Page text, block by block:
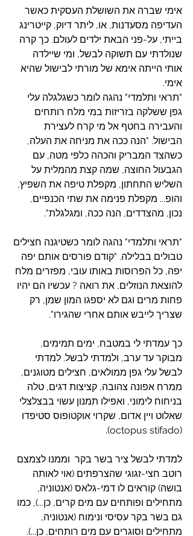
אימי שברה את השושלת העסקית כאשר
העדיפה מסעדנות, או, ליתר דיוק, קייטרינג
בייתי, על-פני הבאת ילדים לעולם. כך קרה
שנולדתי עם תשוקה לבשל, ומי שיילדה
אותי הייתה אימא של מורתי לבישול שהיא
אימי.
"תראי ותלמדי" נהגה לומר כשגלגלה עלי
גפן ששלקה בזריזות במי מלח רותחים
והעבירה בחטף אל מי קרח לעצירת
הבישול. "הנה ככה את מניחה את העלה,
כשהצד המבריק והכהה כלפי מטה, עם
הגבעול החוצה, שמה קצת מהמלית על
השליש התחתון, מקפלת טיפה את השפיץ,
והופ... מקפלת פנימה את שתי הכנפיים,
נכון, מהצדדים, הנה ככה, ומגלגלת".
"תראי ותלמדי" נהגה לומר כשטיגנה חצילים
טבולים בבלילה. "קודם פורסים אותם יפה
יפה, כל הפרוסות באותו עובי, מפזרים מלח
להוצאת הנוזלים, את רואה ? עכשיו הם יהיו
פחות מרים וגם לא יספגו המון שמן, רק
שצריך לייבש אותם אחרי שהגירו".
כך עמדתי לי במטבח, ימים תמימים,
מבוקר עד ערב, ולמדתי לבשל. למדתי
לבשל עלי גפן ממולאים, חצילים מטוגנים,
ממרח אפונה צהובה, קציצות דגים, טלה
בניחוח לימוני, ואפילו תמנון עשוי בבצלצלי
שאלוט ויין אדום, שקרוי אוקטופוס סטיפדו
(octopus stifado).
למדתי לבשל צִיר בשר בקר  וממנו לצמצם
רוטב חצי-זגוגי שהצרפתים (אוי לאותה
בושה) קוראים לו דמי-גלאס (אנטוניה,
מתחילים ופותחים עם מים קרים, כן...), כמו
גם בשר בקר עסיסי ונימוח (אנטוניה,
מתחילים וסוגרים עם מים רותחים, כן...).